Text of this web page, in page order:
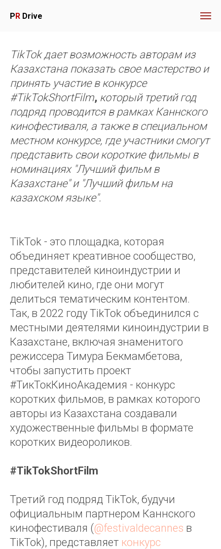
PR Drive
TikTok дает возможность авторам из
Казахстана показать свое мастерство и
принять участие в конкурсе
#TikTokShortFilm, который третий год
подряд проводится в рамках Каннского
кинофестиваля, а также в специальном
местном конкурсе, где участники смогут
представить свои короткие фильмы в
номинациях "Лучший фильм в
Казахстане" и "Лучший фильм на
казахском языке".
TikTok - это площадка, которая
объединяет креативное сообщество,
представителей киноиндустрии и
любителей кино, где они могут
делиться тематическим контентом.
Так, в 2022 году TikTok объединился с
местными деятелями киноиндустрии в
Казахстане, включая знаменитого
режиссера Тимура Бекмамбетова,
чтобы запустить проект
#ТикТокКиноАкадемия - конкурс
коротких фильмов, в рамках которого
авторы из Казахстана создавали
художественные фильмы в формате
коротких видеороликов.
#TikTokShortFilm
Третий год подряд TikTok, будучи
официальным партнером Каннского
кинофестиваля (@festivaldecannes в
TikTok), представляет конкурс